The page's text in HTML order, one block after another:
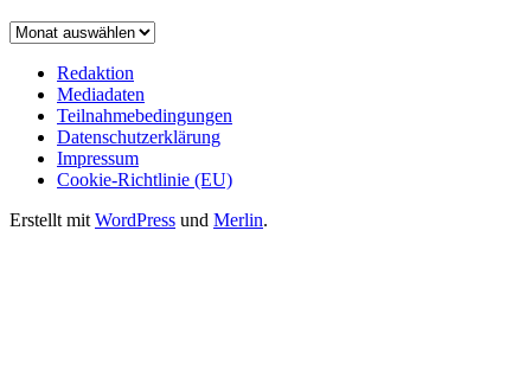
Archiv
Redaktion
Mediadaten
Teilnahmebedingungen
Datenschutzerklärung
Impressum
Cookie-Richtlinie (EU)
Erstellt mit WordPress und Merlin.